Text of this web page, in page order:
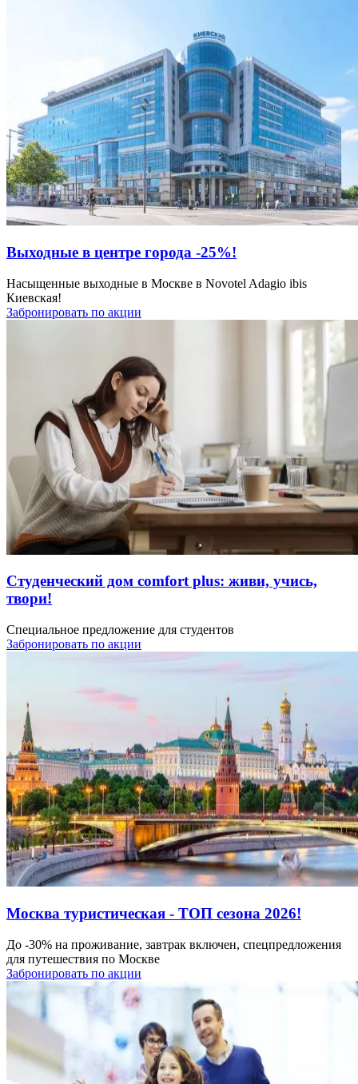
Выходные в центре города -25%!
Насыщенные выходные в Москве в Novotel Adagio ibis
Киевская!
Забронировать по акции
Студенческий дом comfort plus: живи, учись,
твори!
Специальное предложение для студентов
Забронировать по акции
Москва туристическая - ТОП сезона 2026!
До -30% на проживание, завтрак включен, спецпредложения
для путешествия по Москве
Забронировать по акции